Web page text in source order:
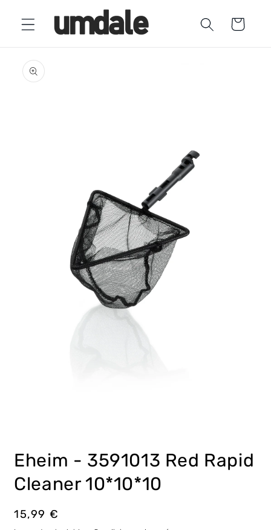
directamente
al contenido
Carrito
a la
información
1
en
una
ventana
Eheim - 3591013 Red Rapid
Cleaner 10*10*10
Precio
15,99 €